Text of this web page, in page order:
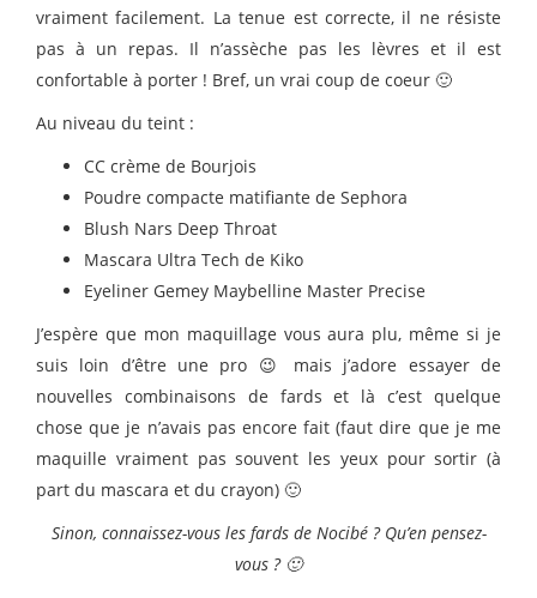
vraiment facilement. La tenue est correcte, il ne résiste
pas à un repas. Il n’assèche pas les lèvres et il est
confortable à porter ! Bref, un vrai coup de coeur 🙂
Au niveau du teint :
CC crème de Bourjois
Poudre compacte matifiante de Sephora
Blush Nars Deep Throat
Mascara Ultra Tech de Kiko
Eyeliner Gemey Maybelline Master Precise
J’espère que mon maquillage vous aura plu, même si je
suis loin d’être une pro 😉 mais j’adore essayer de
nouvelles combinaisons de fards et là c’est quelque
chose que je n’avais pas encore fait (faut dire que je me
maquille vraiment pas souvent les yeux pour sortir (à
part du mascara et du crayon) 🙂
Sinon, connaissez-vous les fards de Nocibé ? Qu’en pensez-
vous ? 🙂